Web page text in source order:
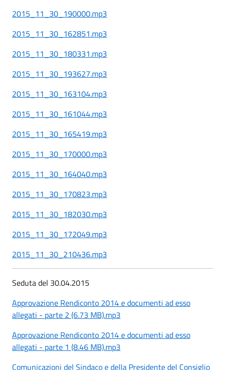
2015_11_30_190000.mp3
2015_11_30_162851.mp3
2015_11_30_180331.mp3
2015_11_30_193627.mp3
2015_11_30_163104.mp3
2015_11_30_161044.mp3
2015_11_30_165419.mp3
2015_11_30_170000.mp3
2015_11_30_164040.mp3
2015_11_30_170823.mp3
2015_11_30_182030.mp3
2015_11_30_172049.mp3
2015_11_30_210436.mp3
Seduta del 30.04.2015
Approvazione Rendiconto 2014 e documenti ad esso
allegati - parte 2 (6.73 MB).mp3
Approvazione Rendiconto 2014 e documenti ad esso
allegati - parte 1 (8.46 MB).mp3
Comunicazioni del Sindaco e della Presidente del Consiglio